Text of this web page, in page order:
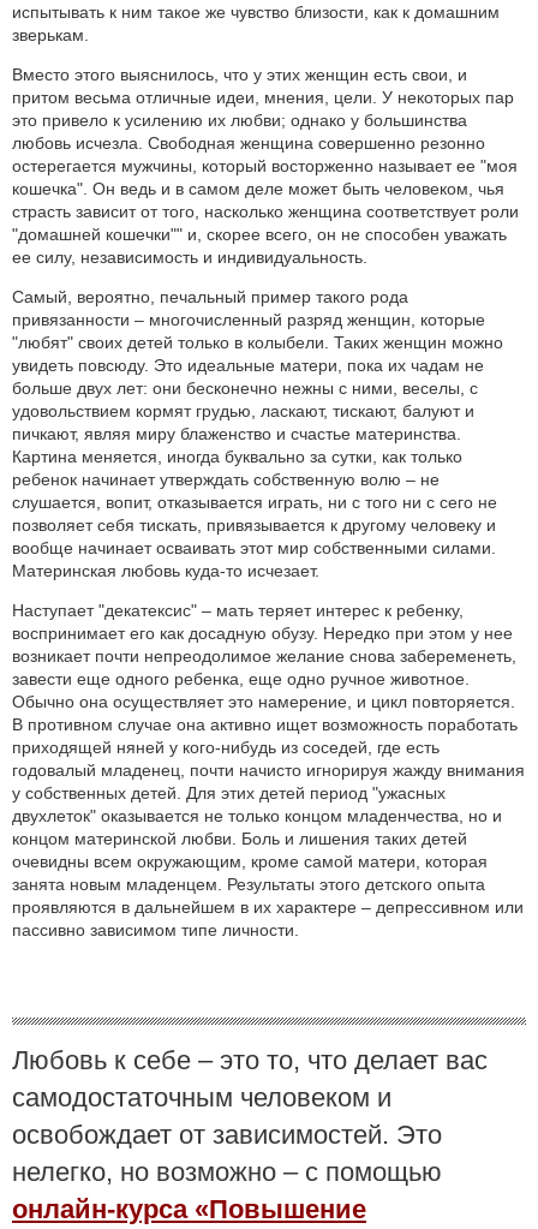
испытывать к ним такое же чувство близости, как к домашним
зверькам.
Вместо этого выяснилось, что у этих женщин есть свои, и
притом весьма отличные идеи, мнения, цели. У некоторых пар
это привело к усилению их любви; однако у большинства
любовь исчезла. Свободная женщина совершенно резонно
остерегается мужчины, который восторженно называет ее "моя
кошечка". Он ведь и в самом деле может быть человеком, чья
страсть зависит от того, насколько женщина соответствует роли
"домашней кошечки"" и, скорее всего, он не способен уважать
ее силу, независимость и индивидуальность.
Самый, вероятно, печальный пример такого рода
привязанности – многочисленный разряд женщин, которые
"любят" своих детей только в колыбели. Таких женщин можно
увидеть повсюду. Это идеальные матери, пока их чадам не
больше двух лет: они бесконечно нежны с ними, веселы, с
удовольствием кормят грудью, ласкают, тискают, балуют и
пичкают, являя миру блаженство и счастье материнства.
Картина меняется, иногда буквально за сутки, как только
ребенок начинает утверждать собственную волю – не
слушается, вопит, отказывается играть, ни с того ни с сего не
позволяет себя тискать, привязывается к другому человеку и
вообще начинает осваивать этот мир собственными силами.
Материнская любовь куда-то исчезает.
Наступает "декатексис" – мать теряет интерес к ребенку,
воспринимает его как досадную обузу. Нередко при этом у нее
возникает почти непреодолимое желание снова забеременеть,
завести еще одного ребенка, еще одно ручное животное.
Обычно она осуществляет это намерение, и цикл повторяется.
В противном случае она активно ищет возможность поработать
приходящей няней у кого-нибудь из соседей, где есть
годовалый младенец, почти начисто игнорируя жажду внимания
у собственных детей. Для этих детей период "ужасных
двухлеток" оказывается не только концом младенчества, но и
концом материнской любви. Боль и лишения таких детей
очевидны всем окружающим, кроме самой матери, которая
занята новым младенцем. Результаты этого детского опыта
проявляются в дальнейшем в их характере – депрессивном или
пассивно зависимом типе личности.
Любовь к себе – это то, что делает вас
самодостаточным человеком и
освобождает от зависимостей. Это
нелегко, но возможно – с помощью
онлайн-курса «Повышение